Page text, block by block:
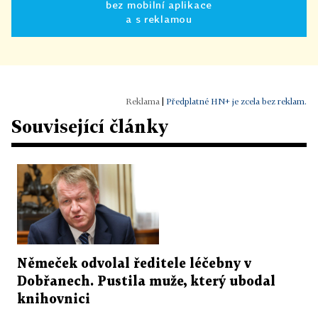
bez mobilní aplikace
a s reklamou
Předplatné HN+ je zcela bez reklam.
Související články
Němeček odvolal ředitele léčebny v
Dobřanech. Pustila muže, který ubodal
knihovnici